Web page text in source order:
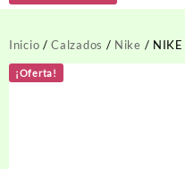
Inicio /Calzados / Nike / NIKE
¡Oferta!